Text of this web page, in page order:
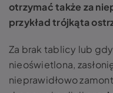
otrzymać także za
przykład trójkąta
Za brak tablicy lub
nieoświetlona,
nieprawidłowo